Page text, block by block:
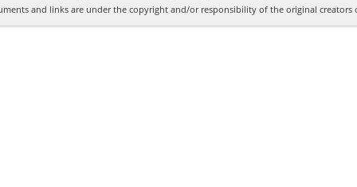
and links are under the copyright and/or responsibility of the original creators